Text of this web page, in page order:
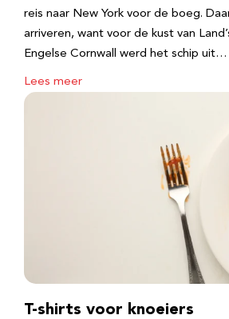
reis naar New York voor de boeg.
arriveren, want voor de kust van
Engelse Cornwall werd het schip uit…
Lees meer
T-shirts voor knoeiers